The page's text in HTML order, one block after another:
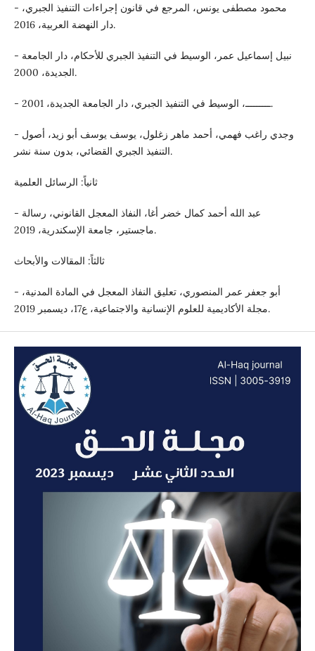
- محمود مصطفى يونس، المرجع في قانون إجراءات التنفيذ الجبري،
دار النهضة العربية، 2016.
- نبيل إسماعيل عمر، الوسيط في التنفيذ الجبري للأحكام، دار الجامعة
الجديدة، 2000.
- ـــــــــ، الوسيط في التنفيذ الجبري، دار الجامعة الجديدة، 2001.
- وجدي راغب فهمي، أحمد ماهر زغلول، يوسف يوسف أبو زيد، أصول
التنفيذ الجبري القضائي، بدون سنة نشر.
ثانياً: الرسائل العلمية
- عبد الله أحمد كمال خضر أغا، النفاذ المعجل القانوني، رسالة
ماجستير، جامعة الإسكندرية، 2019.
ثالثاً: المقالات والأبحاث
- أبو جعفر عمر المنصوري، تعليق النفاذ المعجل في المادة المدنية،
مجلة الأكاديمية للعلوم الإنسانية والاجتماعية، ع17، ديسمبر 2019.